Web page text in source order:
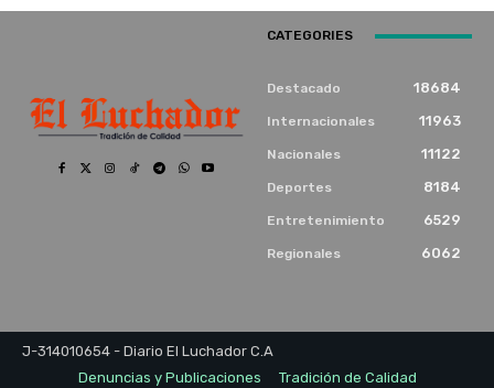
CATEGORIES
Destacado 18684
Internacionales 11963
Nacionales 11122
Deportes 8184
Entretenimiento 6529
Regionales 6062
J-314010654 - Diario El Luchador C.A
Denuncias y Publicaciones
Tradición de Calidad